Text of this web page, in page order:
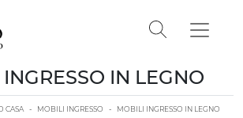
IN LEGNO
CASA - MOBILI INGRESSO - MOBILI INGRESSO IN LEGNO